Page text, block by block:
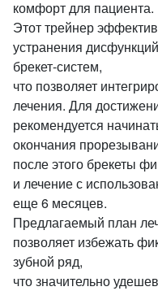
комфорт для пациента.
Этот трейнер
устранения
брекет-систем,
что позволяет
лечения. Для
рекомендуется
окончания
после этого брекеты
и лечение с
еще 6 месяцев.
Предлагаемый план
позволяет избежать
зубной ряд,
что значительно